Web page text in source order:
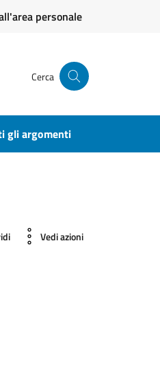
personale
Cerca
gli argomenti
Vedi azioni